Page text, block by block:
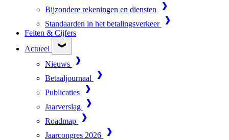
Bijzondere rekeningen en diensten
Standaarden in het betalingsverkeer
Feiten & Cijfers
Actueel
Nieuws
Betaaljournaal
Publicaties
Jaarverslag
Roadmap
Jaarcongres 2026